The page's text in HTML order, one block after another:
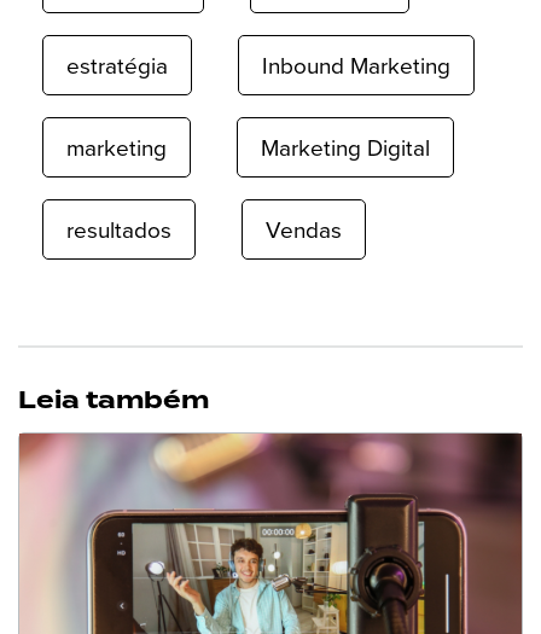
estratégia Inbound Marketing
marketing Marketing Digital
resultados Vendas
Leia também